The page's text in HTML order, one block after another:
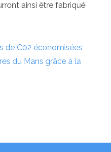
ainsi être fabriqué
de C02 économisées
du Mans grâce à la